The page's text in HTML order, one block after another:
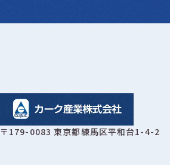
〒179-0083 東京都練馬区平和台1-4-2